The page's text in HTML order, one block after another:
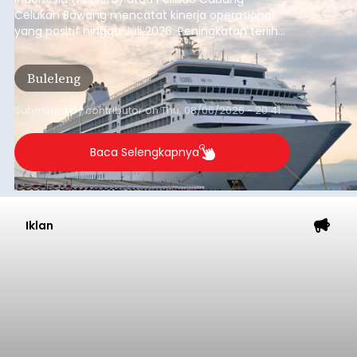
Celukan Bawang mencatat kinerja operasional
yang positif hingga Juli 2026. Peningkatan terlihat
dari arus kapal yang mencapai 1,48 juta Gross
Tonnage (GT), atau tumbuh 12,4 persen
dibandingkan periode yang sama tahun lalu
yang tercatat sebesar 1,32 juta GT.
Buleleng
Submitted bycontributoronThu, 08/06/2026 - 20:41
Baca Selengkapnya
Iklan